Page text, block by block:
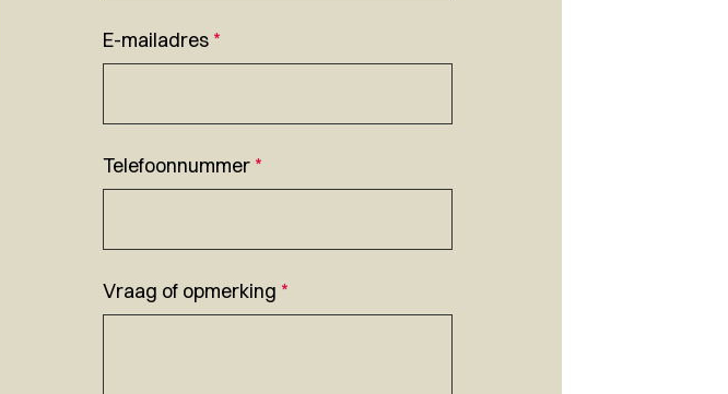
E-mailadres *
Telefoonnummer *
Vraag of opmerking *